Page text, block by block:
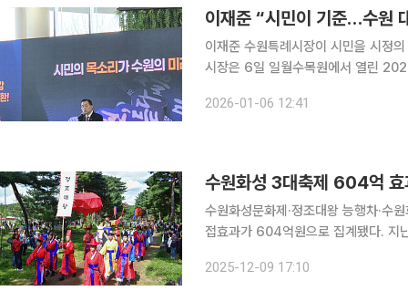
이재준 “시민이 기준…수원
이재준 수원특례시장이 시민을 시정의
시장은 6일 일월수목원에서 열린
다. 이재준 시장은 “정책은 계획이
2026-01-06 12:41
수원화성문화제·정조대왕 능행차·수
접효과가 604억원으로 집계됐다. 지난해
년 107만4000명 대비 4.7% 증가했
2025-12-09 17:10